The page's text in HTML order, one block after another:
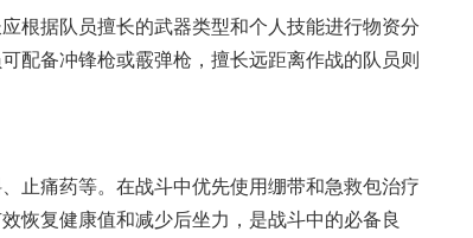
根据队员擅长的武器类型和个人技能进行物资分
配备冲锋枪或霰弹枪，擅长远距离作战的队员则
止痛药等。在战斗中优先使用绷带和急救包治疗
恢复健康值和减少后坐力，是战斗中的必备良